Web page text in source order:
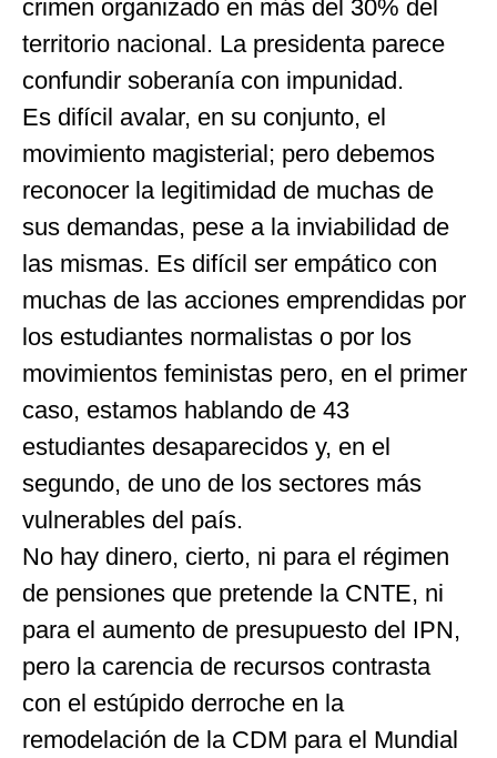
crimen organizado en más del 30% del
territorio nacional. La presidenta parece
confundir soberanía con impunidad.
Es difícil avalar, en su conjunto, el
movimiento magisterial; pero debemos
reconocer la legitimidad de muchas de
sus demandas, pese a la inviabilidad de
las mismas. Es difícil ser empático con
muchas de las acciones emprendidas por
los estudiantes normalistas o por los
movimientos feministas pero, en el primer
caso, estamos hablando de 43
estudiantes desaparecidos y, en el
segundo, de uno de los sectores más
vulnerables del país.
No hay dinero, cierto, ni para el régimen
de pensiones que pretende la CNTE, ni
para el aumento de presupuesto del IPN,
pero la carencia de recursos contrasta
con el estúpido derroche en la
remodelación de la CDM para el Mundial